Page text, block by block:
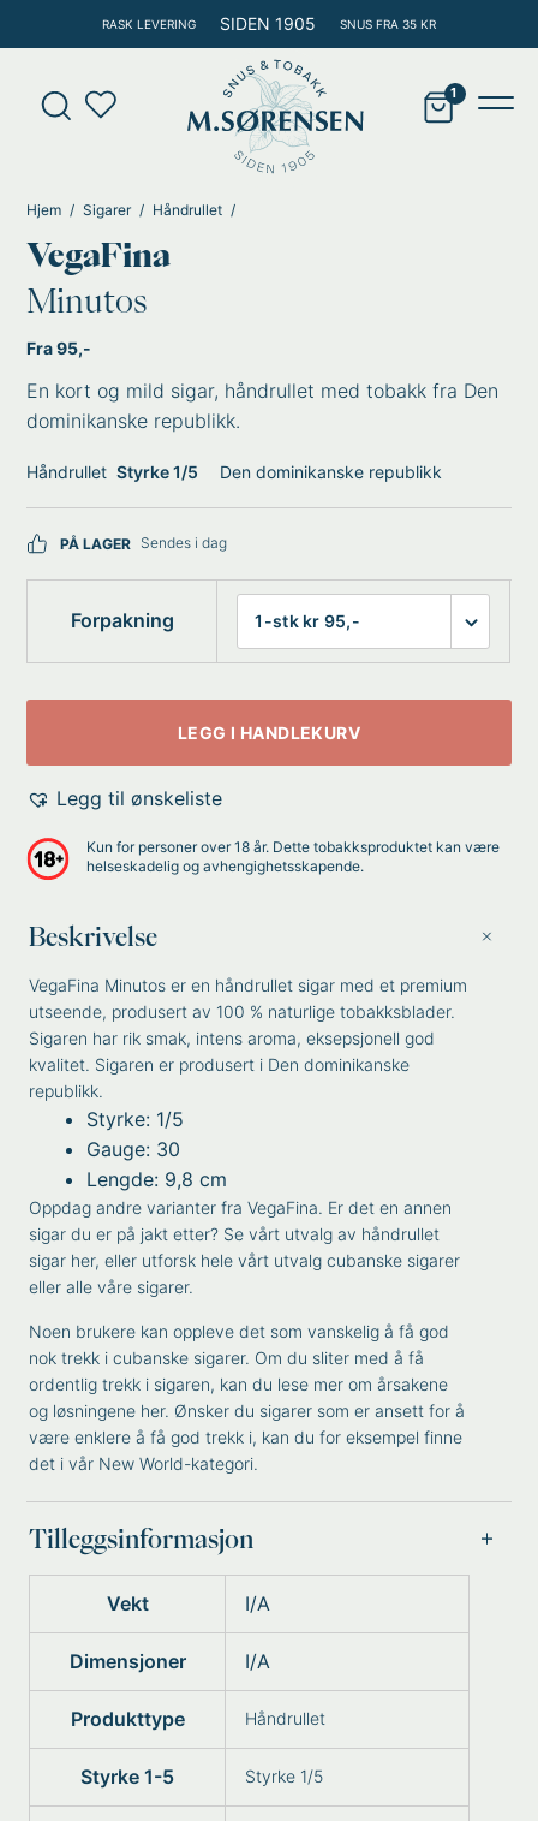
rett
innholdet
RASK LEVERING SIDEN 1905 SNUS FRA 35 KR
Products
search
Hjem Sigarer Håndrullet
VegaFina
Minutos
Fra 95,-
En kort og mild sigar, håndrullet med tobakk fra Den
dominikanske republikk.
Håndrullet Styrke 1/5 Den dominikanske republikk
PÅ LAGER Sendes i dag
Forpakning
LEGG I HANDLEKURV
Legg til ønskeliste
Kun for personer over 18 år. Dette tobakksproduktet kan være
helseskadelig og avhengighetsskapende.
Beskrivelse
VegaFina Minutos er en håndrullet sigar med et premium
utseende, produsert av 100 % naturlige tobakksblader.
Sigaren har rik smak, intens aroma, eksepsjonell god
kvalitet. Sigaren er produsert i Den dominikanske
republikk.
Styrke: 1/5
Gauge: 30
Lengde: 9,8 cm
Oppdag andre varianter fraVegaFina. Er det en annen
sigar du er på jakt etter? Se vårt utvalg av håndrullet
sigar her, eller utforsk hele vårt utvalgcubanske sigarer
eller alle våre sigarer.
Noen brukere kan oppleve det som vanskelig å få god
nok trekk i cubanske sigarer. Om du sliter med å få
ordentlig trekk i sigaren, kan du lese mer omårsakene
og løsningene her. Ønsker du sigarer som er ansett for å
være enklere å få god trekk i, kan du for eksempel finne
det i vår New World-kategori.
Tilleggsinformasjon
Vekt I/A
Dimensjoner I/A
Produkttype Håndrullet
Styrke 1-5 Styrke 1/5